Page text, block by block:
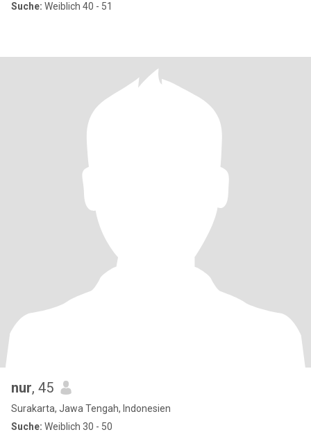
Suche: Weiblich 40 - 51
nur, 45
Surakarta, Jawa Tengah, Indonesien
Suche: Weiblich 30 - 50